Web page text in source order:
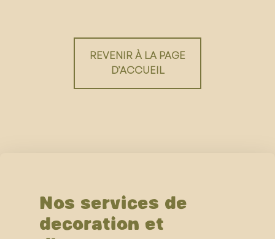
REVENIR À LA PAGE
D’ACCUEIL
Nos services de
décoration et